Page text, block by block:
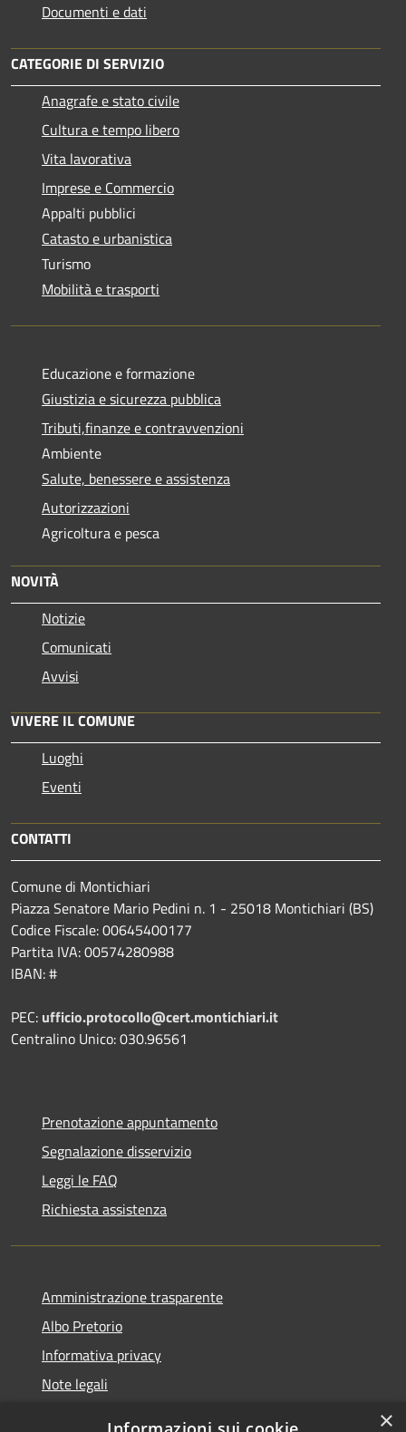
Documenti e dati
CATEGORIE DI SERVIZIO
Anagrafe e stato civile
Cultura e tempo libero
Vita lavorativa
Imprese e Commercio
Appalti pubblici
Catasto e urbanistica
Turismo
Mobilità e trasporti
Educazione e formazione
Giustizia e sicurezza pubblica
Tributi,finanze e contravvenzioni
Ambiente
Salute, benessere e assistenza
Autorizzazioni
Agricoltura e pesca
NOVITÀ
Notizie
Comunicati
Avvisi
VIVERE IL COMUNE
Luoghi
Eventi
CONTATTI
Comune di Montichiari
Piazza Senatore Mario Pedini n. 1 - 25018 Montichiari (BS)
Codice Fiscale: 00645400177
Partita IVA: 00574280988
IBAN: #
PEC: ufficio.protocollo@cert.montichiari.it
Centralino Unico: 030.96561
Prenotazione appuntamento
Segnalazione disservizio
Leggi le FAQ
Richiesta assistenza
Amministrazione trasparente
Albo Pretorio
Informativa privacy
Note legali
×